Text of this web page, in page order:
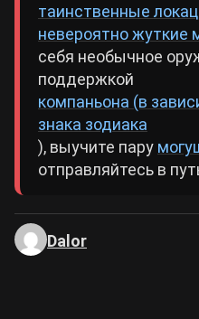
таинственные
невероятно жуткие
себя необычное
поддержкой
компаньона (в
знака зодиака
), выучите пару
отправляйтесь в
Dalor